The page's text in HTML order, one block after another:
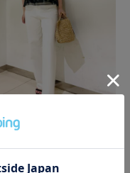
シマヤSUPERIOR CLOSET